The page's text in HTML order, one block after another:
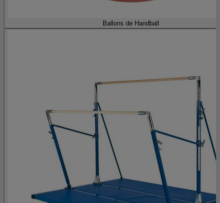
Ballons de Handball